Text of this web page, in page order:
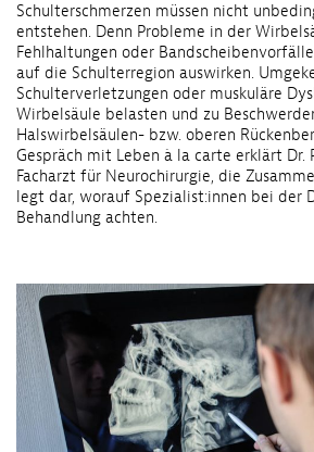
Schulterschmerzen müssen nicht
entstehen. Denn Probleme in der
Fehlhaltungen oder
auf die Schulterregion auswirken.
Schulterverletzungen oder muskuläre
Wirbelsäule belasten und zu
Halswirbelsäulen- bzw. oberen
Gespräch mit Leben à la carte erklärt Dr.
Facharzt für Neurochirurgie, die
legt dar, worauf Spezialist:innen bei der
Behandlung achten.